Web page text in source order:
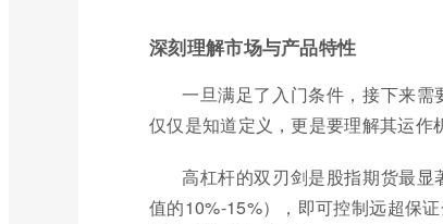
深刻理解市场与产品特性
一旦满足了入门条件，接下来
仅仅是知道定义，更是要理解其运作
高杠杆的双刃剑是股指期货最
值的10%-15%），即可控制远超保